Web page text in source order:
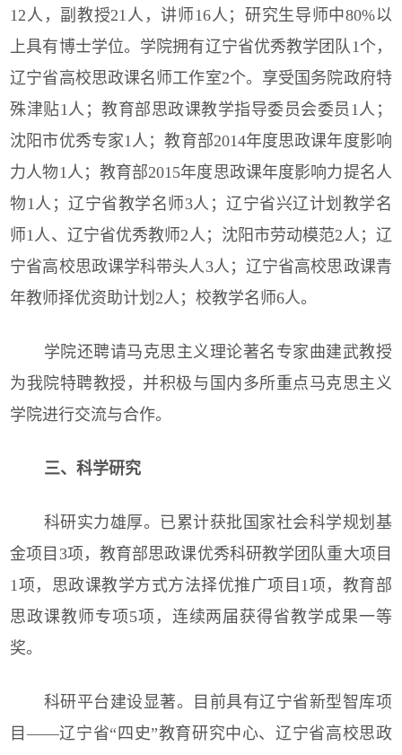
12人，副教授21人，讲师16人；研究生导师中80%以
上具有博士学位。学院拥有辽宁省优秀教学团队1个，
辽宁省高校思政课名师工作室2个。享受国务院政府特
殊津贴1人；教育部思政课教学指导委员会委员1人；
沈阳市优秀专家1人；教育部2014年度思政课年度影响
力人物1人；教育部2015年度思政课年度影响力提名人
物1人；辽宁省教学名师3人；辽宁省兴辽计划教学名
师1人、辽宁省优秀教师2人；沈阳市劳动模范2人；辽
宁省高校思政课学科带头人3人；辽宁省高校思政课青
年教师择优资助计划2人；校教学名师6人。
学院还聘请马克思主义理论著名专家曲建武教授
为我院特聘教授，并积极与国内多所重点马克思主义
学院进行交流与合作。
三、科学研究
科研实力雄厚。已累计获批国家社会科学规划基
金项目3项，教育部思政课优秀科研教学团队重大项目
1项，思政课教学方式方法择优推广项目1项，教育部
思政课教师专项5项，连续两届获得省教学成果一等
奖。
科研平台建设显著。目前具有辽宁省新型智库项
目——辽宁省“四史”教育研究中心、辽宁省高校思政